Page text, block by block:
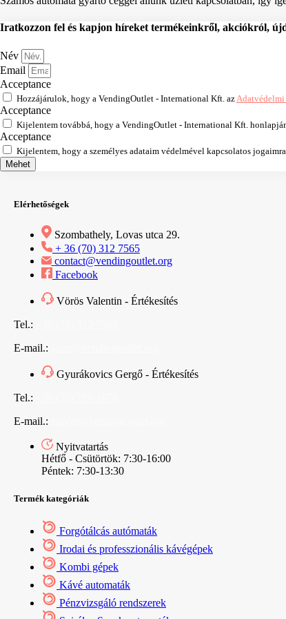
Iratkozzon fel és kapjon híreket termékeinkről, akciókról,
Név
Email
Acceptance
Hozzájárulok, hogy a VendingOutlet - International Kft. az
Acceptance
Kijelentem továbbá, hogy a VendingOutlet - International Kft.
Acceptance
Kijelentem, hogy a személyes adataim védelmével kapcsolatos
Mehet
Elérhetőségek
Szombathely, Lovas utca 29.
+ 36 (70) 312 7565
contact@vendingoutlet.org
Facebook
Vörös Valentin - Értékesítés
Tel.:
E-mail.:
Gyurákovics Gergő - Értékesítés
Tel.:
E-mail.:
Nyitvatartás
Hétfő - Csütörtök: 7:30-16:00
Péntek: 7:30-13:30
Termék kategóriák
Forgótálcás autómaták
Irodai és professzionális kávégépek
Kombi gépek
Kávé automaták
Pénzvizsgáló rendszerek